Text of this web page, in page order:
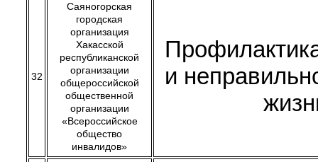
32
Саяногорская
городская
организация
Хакасской
республиканской
организации
общероссийской
общественной
организации
«Всероссийское
общество
инвалидов»
и